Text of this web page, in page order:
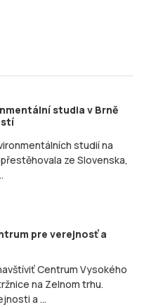
studia v Brně
studií na
ze Slovenska,
pre verejnosť a
Centrum Vysokého
na Zelnom trhu.
a ...